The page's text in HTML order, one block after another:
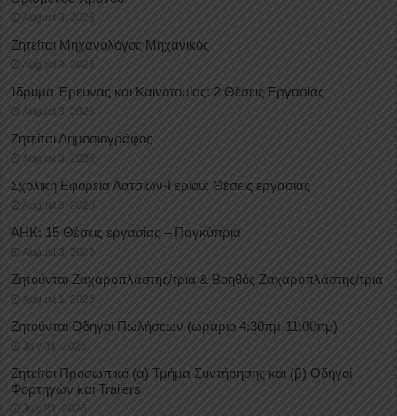
August 3, 2026
Ζητείται Μηχανολόγος Μηχανικός
August 3, 2026
Ίδρυμα Έρευνας και Καινοτομίας: 2 Θέσεις Εργασίας
August 3, 2026
Ζητείται Δημοσιογράφος
August 3, 2026
Σχολική Εφορεία Λατσιών-Γερίου: Θέσεις εργασίας
August 3, 2026
ΑΗΚ: 15 Θέσεις εργασίας – Παγκύπρια
August 3, 2026
Ζητούνται Ζαχαροπλάστης/τρια & Βοηθός Ζαχαροπλάστης/τρια
August 1, 2026
Ζητούνται Οδηγοί Πωλήσεων (ωράριο 4:30πμ-11:00πμ)
July 31, 2026
Ζητείται Προσωπικό (α) Τμήμα Συντήρησης και (β) Οδηγοί
Φορτηγών και Trailers
July 31, 2026